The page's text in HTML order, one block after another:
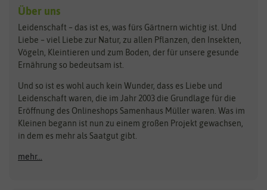
Kräutersamen
Obstsamen
Pilzbrut
Rasensamen
Steckzwiebeln
Zimmer & Kübelpflanzen
Kataloge
Schnäppchen
Anzucht & Gartenzubehör
Anzuchtschalen
Benary
Bingenheimer Saatgut
BioBalu
Bionana
BIOWOL
Blumicorn
Bûten Birds
Dürr-Samen
elho
Feldsaaten Freudenberger
Fertil
Flora Elite
Über uns
Leidenschaft – das ist es, was fürs Gärtnern wichtig ist. Und
Liebe – viel Liebe zur Natur, zu allen Pflanzen, den Insekten,
Vögeln, Kleintieren und zum Boden, der für unsere gesunde
Ernährung so bedeutsam ist.
Und so ist es wohl auch kein Wunder, dass es Liebe und
Leidenschaft waren, die im Jahr 2003 die Grundlage für die
Eröffnung des Onlineshops Samenhaus Müller waren. Was im
Kleinen begann ist nun zu einem großen Projekt gewachsen,
in dem es mehr als Saatgut gibt.
mehr...